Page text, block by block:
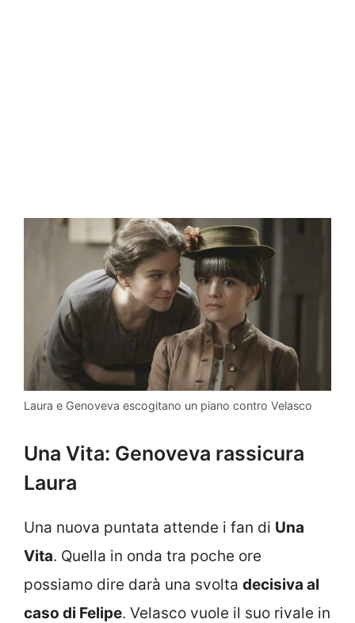
Laura e Genoveva escogitano un piano contro Velasco
Una Vita: Genoveva rassicura
Laura
Una nuova puntata attende i fan di Una
Vita. Quella in onda tra poche ore
possiamo dire darà una svolta decisiva al
caso di Felipe. Velasco vuole il suo rivale in